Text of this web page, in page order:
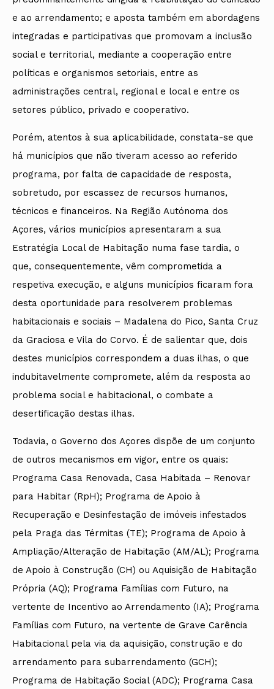
e ao arrendamento; e aposta também em abordagens
integradas e participativas que promovam a inclusão
social e territorial, mediante a cooperação entre
políticas e organismos setoriais, entre as
administrações central, regional e local e entre os
setores público, privado e cooperativo.
Porém, atentos à sua aplicabilidade, constata-se que
há municípios que não tiveram acesso ao referido
programa, por falta de capacidade de resposta,
sobretudo, por escassez de recursos humanos,
técnicos e financeiros. Na Região Autónoma dos
Açores, vários municípios apresentaram a sua
Estratégia Local de Habitação numa fase tardia, o
que, consequentemente, vêm comprometida a
respetiva execução, e alguns municípios ficaram fora
desta oportunidade para resolverem problemas
habitacionais e sociais – Madalena do Pico, Santa Cruz
da Graciosa e Vila do Corvo. É de salientar que, dois
destes municípios correspondem a duas ilhas, o que
indubitavelmente compromete, além da resposta ao
problema social e habitacional, o combate a
desertificação destas ilhas.
Todavia, o Governo dos Açores dispõe de um conjunto
de outros mecanismos em vigor, entre os quais:
Programa Casa Renovada, Casa Habitada – Renovar
para Habitar (RpH); Programa de Apoio à
Recuperação e Desinfestação de imóveis infestados
pela Praga das Térmitas (TE); Programa de Apoio à
Ampliação/Alteração de Habitação (AM/AL); Programa
de Apoio à Construção (CH) ou Aquisição de Habitação
Própria (AQ); Programa Famílias com Futuro, na
vertente de Incentivo ao Arrendamento (IA); Programa
Famílias com Futuro, na vertente de Grave Carência
Habitacional pela via da aquisição, construção e do
arrendamento para subarrendamento (GCH);
Programa de Habitação Social (ADC); Programa Casa